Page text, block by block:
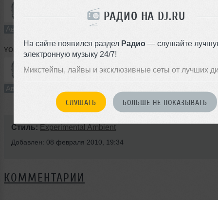
РАДИО НА DJ.RU
На сайте появился раздел Радио — слушайте
электронную музыку 24/7!
Микстейпы, лайвы и эксклюзивные сеты от лучших
СЛУШАТЬ БОЛЬШЕ НЕ ПОКАЗЫВАТЬ
1 2.8 MB, 128
Авторский трек В плейлист
YOricH
Авторский трек
Стиль: Experimental Ambient
Добавлен: 08 февраля 2010, 19:34
КОММЕНТАРИИ